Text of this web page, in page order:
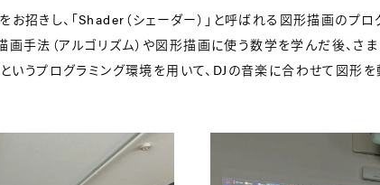
招きし、「Shader（シェーダー）」と呼ばれる図形描画のプ
画手法（アルゴリズム）や図形描画に使う数学を学んだ後、
いうプログラミング環境を用いて、DJの音楽に合わせて図形